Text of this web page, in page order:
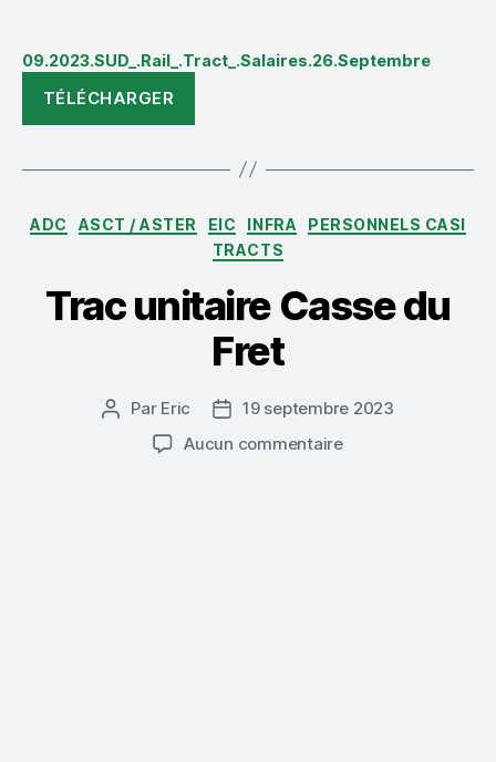
09.2023.SUD_.Rail_.Tract_.Salaires.26.Septembre
TÉLÉCHARGER
Catégories
ADC ASCT / ASTER EIC INFRA
PERSONNELS CASI
TRACTS
Trac unitaire Casse du
Fret
Auteur
l’article
Par Eric
Date19 septembre 2023
Aucun commentairesur